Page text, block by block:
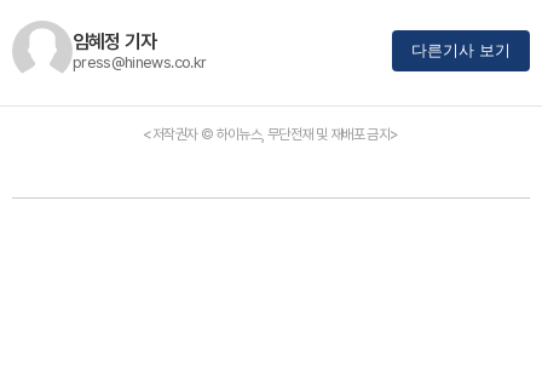
임혜정 기자
press@hinews.co.kr
다른기사 보기
<저작권자 © 하이뉴스, 무단전재 및 재배포 금지>